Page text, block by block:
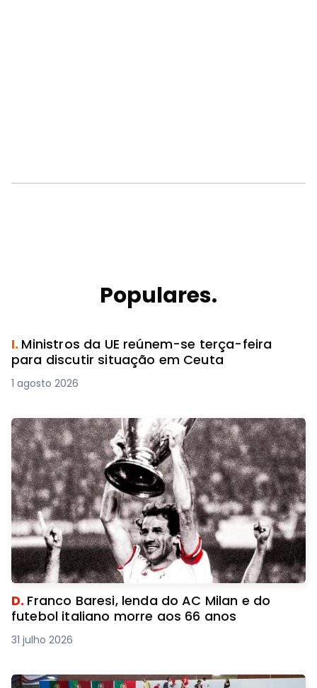
Populares.
I. Ministros da UE reúnem-se terça-feira
para discutir situação em Ceuta
1 agosto 2026
D. Franco Baresi, lenda do AC Milan e do
futebol italiano morre aos 66 anos
31 julho 2026